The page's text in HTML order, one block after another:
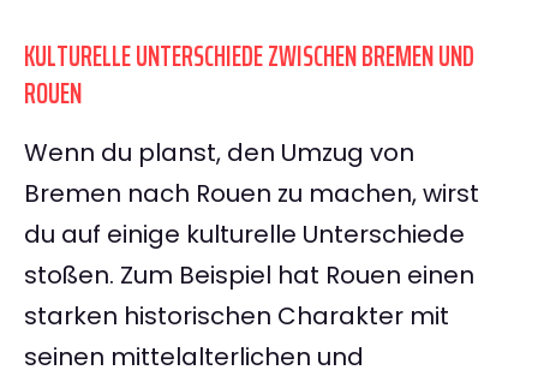
KULTURELLE UNTERSCHIEDE ZWISCHEN BREMEN UND
ROUEN
Wenn du planst, den Umzug von
Bremen nach Rouen zu machen, wirst
du auf einige kulturelle Unterschiede
stoßen. Zum Beispiel hat Rouen einen
starken historischen Charakter mit
seinen mittelalterlichen und